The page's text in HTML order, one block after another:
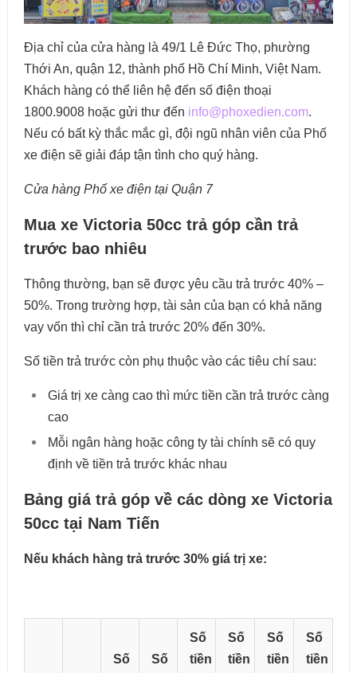
Địa chỉ của cửa hàng là 49/1 Lê Đức Thọ, phường
Thới An, quận 12, thành phố Hồ Chí Minh, Việt Nam.
Khách hàng có thể liên hệ đến số điện thoại
1800.9008 hoặc gửi thư đến info@phoxedien.com.
Nếu có bất kỳ thắc mắc gì, đội ngũ nhân viên của Phố
xe điện sẽ giải đáp tận tình cho quý hàng.
Cửa hàng Phố xe điện tại Quận 7
Mua xe Victoria 50cc trả góp cần trả
trước bao nhiêu
Thông thường, bạn sẽ được yêu cầu trả trước 40% –
50%. Trong trường hợp, tài sản của bạn có khả năng
vay vốn thì chỉ cần trả trước 20% đến 30%.
Số tiền trả trước còn phụ thuộc vào các tiêu chí sau:
Giá trị xe càng cao thì mức tiền cần trả trước càng
cao
Mỗi ngân hàng hoặc công ty tài chính sẽ có quy
định về tiền trả trước khác nhau
Bảng giá trả góp về các dòng xe Victoria
50cc tại Nam Tiến
Nếu khách hàng trả trước 30% giá trị xe:
Số
Số
Số
tiền
Số
tiền
Số
tiền
Số
tiền